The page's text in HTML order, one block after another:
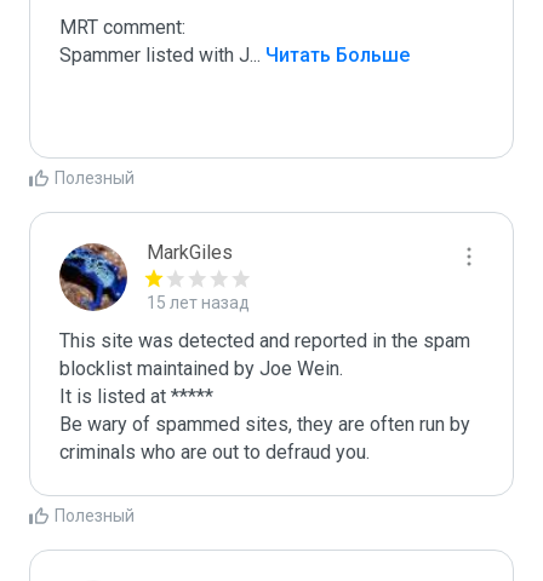
MRT comment:
Spammer listed with J... Читать Больше
Полезный
MarkGiles
15 лет назад
This site was detected and reported in the spam
blocklist maintained by Joe Wein.
It is listed at *****
Be wary of spammed sites, they are often run by
criminals who are out to defraud you.
Полезный